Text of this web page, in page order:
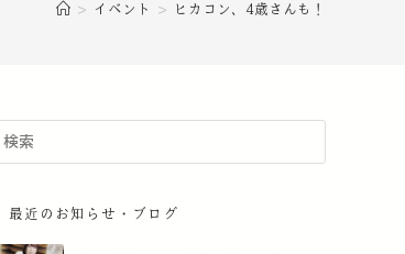
> イベント > ヒカコン、4歳さんも！
最近のお知らせ・ブログ